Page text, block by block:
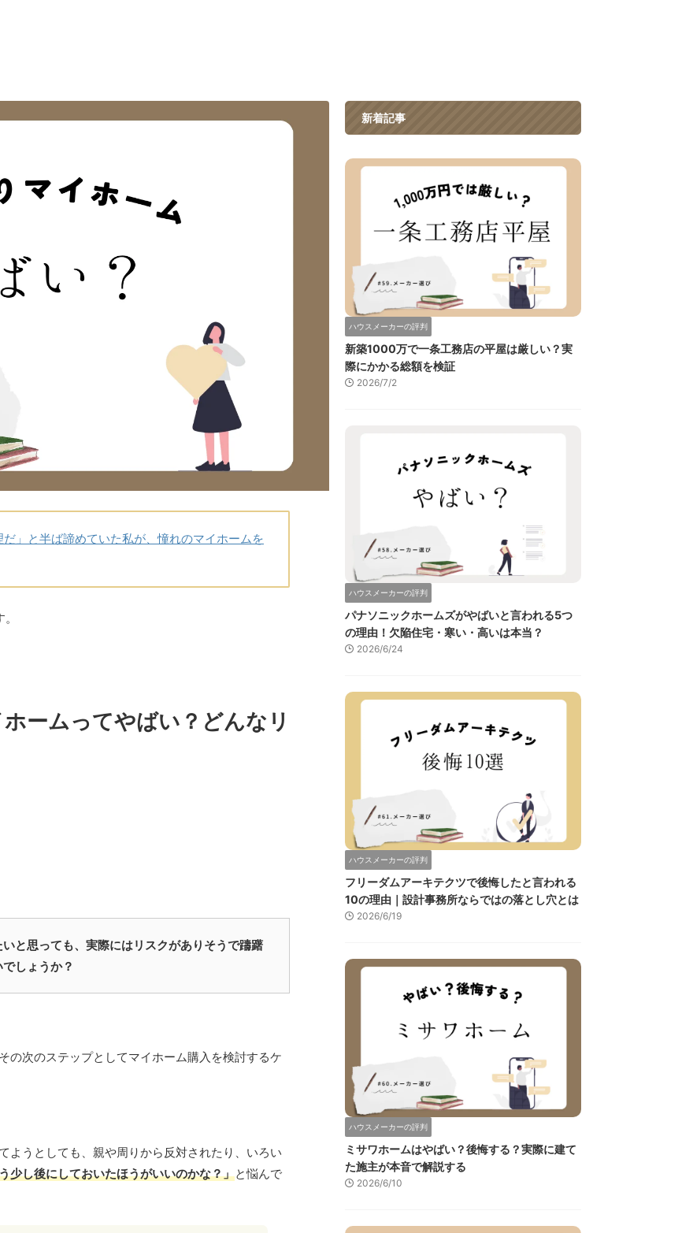
だ」と半ば諦めていた私が、憧れのマイホームを
ームってやばい？どんなリ
と思っても、実際にはリスクがありそうで躊躇
しょうか？
の次のステップとしてマイホーム購入を検討するケ
ようとしても、親や周りから反対されたり、いろい
少し後にしておいたほうがいいのかな？」と悩んで
新着記事
ハウスメーカーの評判
新築1000万で一条工務店の平屋は厳しい？実
際にかかる総額を検証
2026/7/2
ハウスメーカーの評判
パナソニックホームズがやばいと言われる5つ
の理由！欠陥住宅・寒い・高いは本当？
2026/6/24
ハウスメーカーの評判
フリーダムアーキテクツで後悔したと言われる
10の理由｜設計事務所ならではの落とし穴とは
2026/6/19
ハウスメーカーの評判
ミサワホームはやばい？後悔する？実際に建て
た施主が本音で解説する
2026/6/10